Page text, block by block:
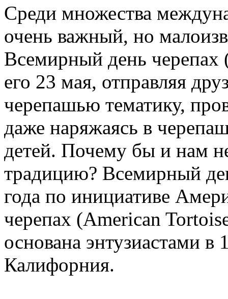
Среди множества
очень важный, но
Всемирный день
его 23 мая, отправляя
черепашью тематику,
даже наряжаясь в
детей. Почему бы и нам
традицию? Всемирный
года по инициативе
черепах (American
основана энтузиастами
Калифорния.